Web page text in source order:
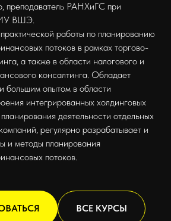
преподаватель РАНХиГС при
ВШЭ.
работы по планированию
потоков в рамках торгово-
а также в области налогового и
консалтинга. Обладает
большим опытом в области
интегрированных холдинговых
деятельности отдельных
регулярно разрабатывает и
и методы планирования
потоков.
ВСЕ КУРСЫ